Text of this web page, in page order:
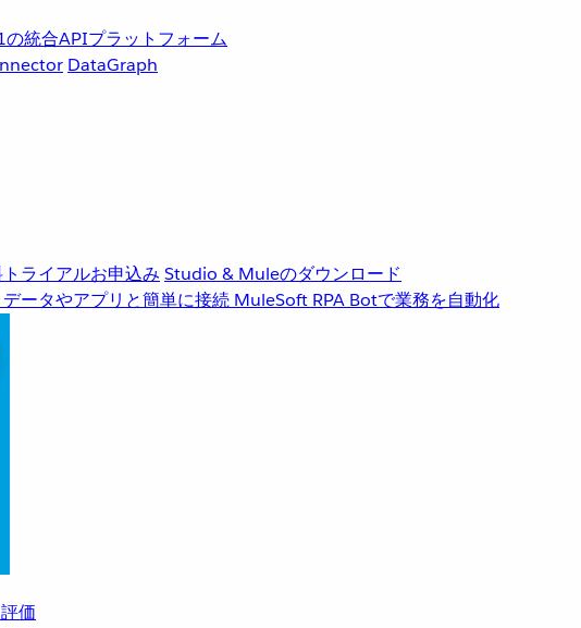
統合APIプラットフォーム
DataGraph
ライアルお申込み Studio & Muleのダウンロード
データやアプリと簡単に接続 MuleSoft RPA Botで業務を自動化
価